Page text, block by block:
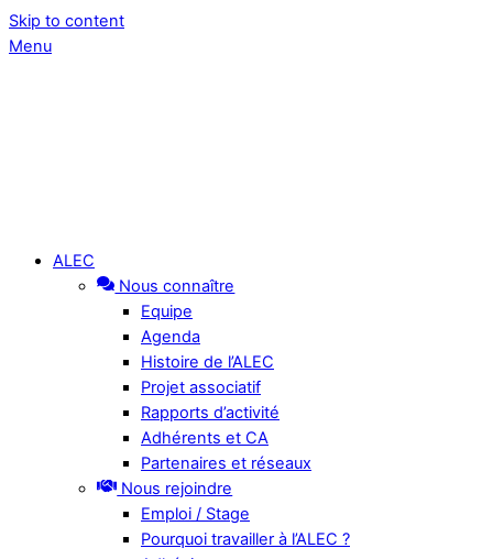
Skip to content
Menu
ALEC
Nous connaître
Equipe
Agenda
Histoire de l’ALEC
Projet associatif
Rapports d’activité
Adhérents et CA
Partenaires et réseaux
Nous rejoindre
Emploi / Stage
Pourquoi travailler à l’ALEC ?